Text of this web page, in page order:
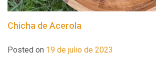
Chicha de Acerola
Posted on 19 de julio de 2023